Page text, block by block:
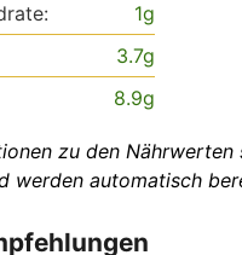
1g
3.7g
8.9g
werden automatisch